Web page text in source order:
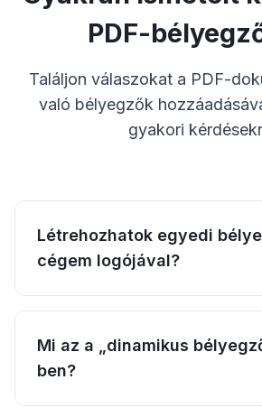
PDF-
Találjon válaszokat a PDF-
való bélyegzők
gyakori
Létrehozhatok egyedi
cégem logójával?
Mi az a „dinamikus
ben?